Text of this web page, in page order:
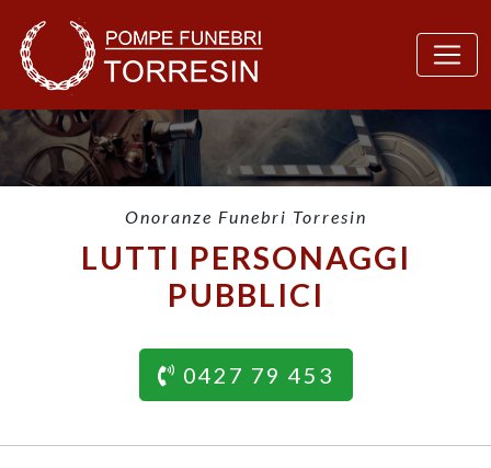
Onoranze Funebri Torresin
LUTTI PERSONAGGI
PUBBLICI
0427 79 453